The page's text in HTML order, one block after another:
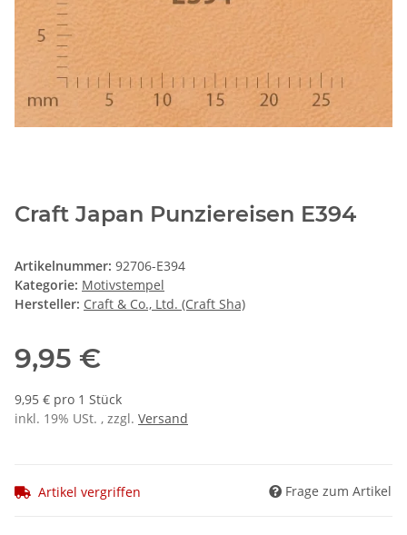
Craft Japan Punziereisen E394
Artikelnummer: 92706-E394
Kategorie: Motivstempel
Hersteller: Craft & Co., Ltd. (Craft Sha)
9,95 €
9,95 € pro 1 Stück
inkl. 19% USt. , zzgl. Versand
Artikel vergriffen Frage zum Artikel